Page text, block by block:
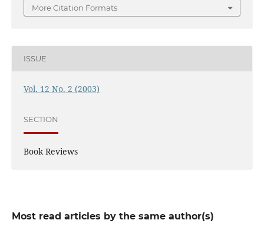
More Citation Formats
ISSUE
Vol. 12 No. 2 (2003)
SECTION
Book Reviews
Most read articles by the same author(s)